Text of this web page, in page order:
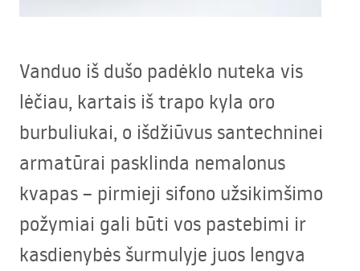
Vanduo iš dušo padėklo nuteka vis
lėčiau, kartais iš trapo kyla oro
burbuliukai, o išdžiūvus santechninei
armatūrai pasklinda nemalonus
kvapas – pirmieji sifono užsikimšimo
požymiai gali būti vos pastebimi ir
kasdienybės šurmulyje juos lengva